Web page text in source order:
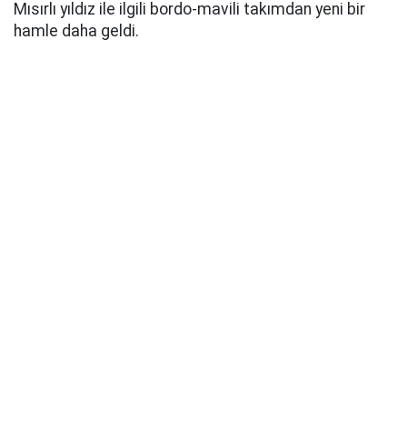
Mısırlı yıldız ile ilgili bordo-mavili takımdan yeni bir
hamle daha geldi.